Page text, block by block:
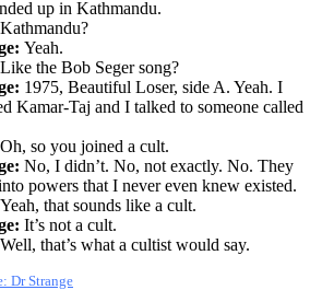
up in Kathmandu.
Kathmandu?
Yeah.
Like the Bob Seger song?
1975, Beautiful Loser, side A. Yeah. I
Kamar-Taj and I talked to someone called
Oh, so you joined a cult.
No, I didn’t. No, not exactly. No. They
powers that I never even knew existed.
Yeah, that sounds like a cult.
It’s not a cult.
Well, that’s what a cultist would say.
Dr Strange